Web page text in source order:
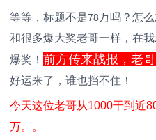
等等，标题不是78万吗？怎
和很多爆大奖老哥一样，在
爆奖！ 前方传来战报，老
好运来了，谁也挡不住！
今天这位老哥从1000干到近
万。。